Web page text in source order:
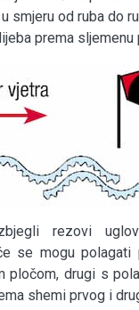
smjeru od ruba do
prema sljemenu
rezovi
se mogu polagati
pločom, drugi s
shemi prvog i